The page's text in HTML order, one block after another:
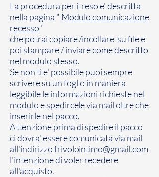
La procedura per il reso e' descritta
nella pagina " Modulo comunicazione
recesso "
che potrai copiare /incollare su file e
poi stampare / inviare come descritto
nel modulo stesso.
Se non ti e' possibile puoi sempre
scrivere su un foglio in maniera
leggibile le informazioni richieste nel
modulo e spedircele via mail oltre che
inserirle nel pacco.
Attenzione prima di spedire il pacco
ci dovra' essere comunicata via mail
all'indirizzofrivolointimo@gmail.com
l'intenzione di voler recedere
all'acquisto.